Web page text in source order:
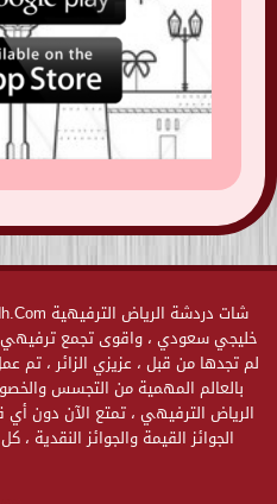
خليجي سعودي ، واقوى تجمع ترفيهي
لم تجدها من قبل ، عزيزي الزائر ،
بالعالم المهمية من التجسس
الرياض الترفيهي ، تمتع الآن دون
الجوائز القيمة والجوائز